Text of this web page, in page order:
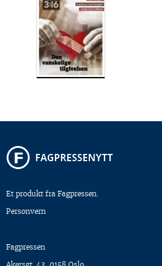
Et produkt fra Fagpressen.
Personvern
Fagpressen